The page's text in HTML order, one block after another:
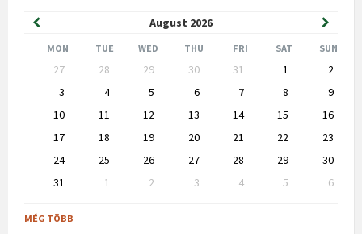
August 2026
Previous
Month
Month
MON TUE WED THU FRI SAT SUN
calendar
27 28 29 30 31 1
2
3
4 5 6 7 8
9
10
11 12 13 14 15
16
17
18 19 20 21 22
23
24
25 26 27 28 29
30
31
1 2 3 4 5
6
to
calendar
MÉG TÖBB